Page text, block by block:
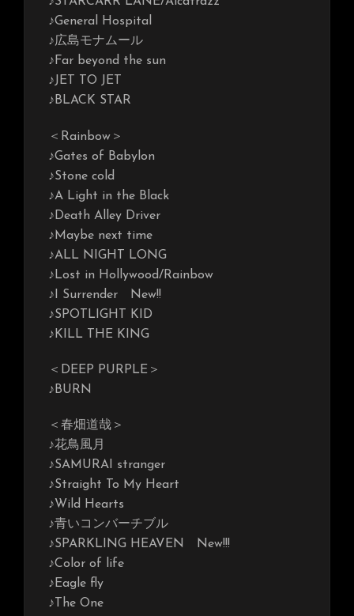
♪General Hospital
♪広島モナムール
♪Far beyond the sun
♪JET TO JET
♪BLACK STAR
＜Rainbow＞
♪Gates of Babylon
♪Stone cold
♪A Light in the Black
♪Death Alley Driver
♪Maybe next time
♪ALL NIGHT LONG
♪Lost in Hollywood/Rainbow
♪I Surrender New!!
♪SPOTLIGHT KID
♪KILL THE KING
＜DEEP PURPLE＞
♪BURN
＜春畑道哉＞
♪花鳥風月
♪SAMURAI stranger
♪Straight To My Heart
♪Wild Hearts
♪青いコンバーチブル
♪SPARKLING HEAVEN New!!!
♪Color of life
♪Eagle fly
♪The One